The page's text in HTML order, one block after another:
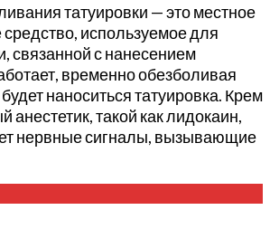
татуировки — это местное
используемое для
связанной с нанесением
временно обезболивая
наноситься татуировка. Крем
анестетик, такой как лидокаин,
нервные сигналы, вызывающие